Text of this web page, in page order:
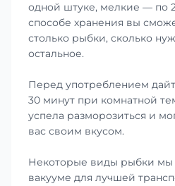
одной штуке, мелкие — по
способе хранения вы
столько рыбки, сколько
остальное.
Перед употреблением
30 минут при комнатной
успела разморозиться и
вас своим вкусом.
Некоторые виды рыбки мы
вакууме для лучшей